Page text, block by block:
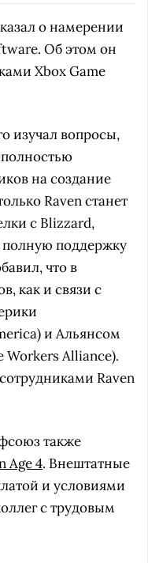
о намерении
Об этом он
Xbox Game
изучал вопросы,
на создание
Raven станет
с Blizzard,
поддержку
что в
как и связи с
и Альянсом
Workers Alliance).
Raven
также
Age 4. Внештатные
и условиями
с трудовым